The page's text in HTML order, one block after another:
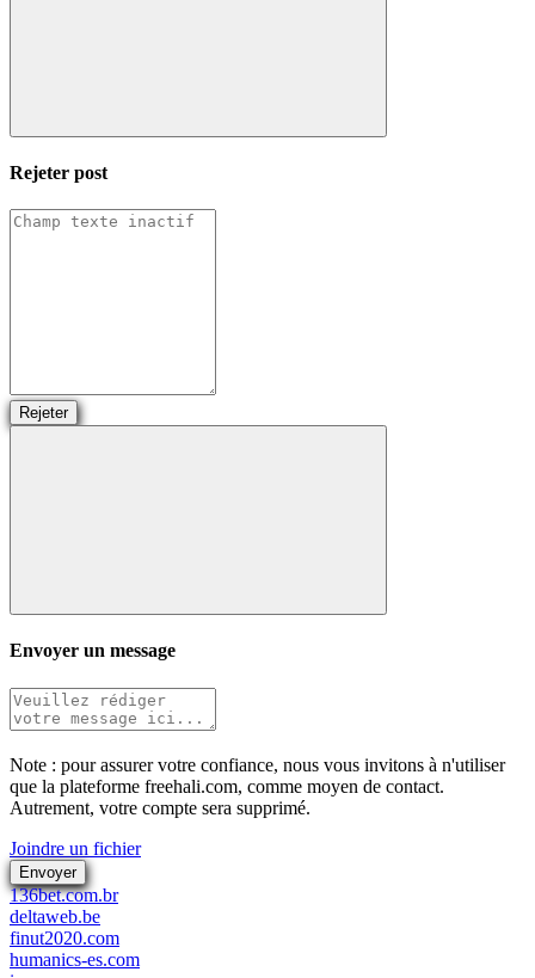
Rejeter post
Rejeter
Envoyer un message
Note : pour assurer votre confiance, nous vous invitons à n'utiliser
que la plateforme freehali.com, comme moyen de contact.
Autrement, votre compte sera supprimé.
Joindre un fichier
Envoyer
136bet.com.br
deltaweb.be
finut2020.com
humanics-es.com